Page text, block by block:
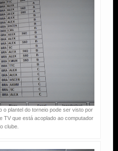
o plantel do torneio pode ser visto por
TV que está acoplado ao computador
clube.